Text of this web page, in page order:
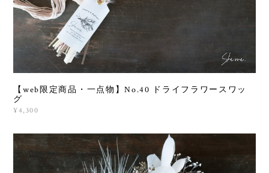
【web限定商品・一点物】No.40 ドライフラワースワッ
グ
¥4,300